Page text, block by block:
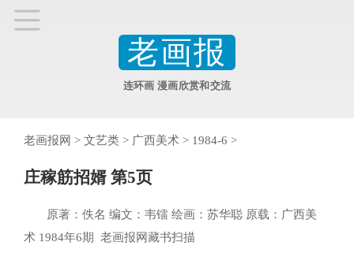
老画报
连环画 漫画欣赏和交流
老画报网 > 文艺类 > 广西美术 > 1984-6 >
庄稼筋招婿 第5页
原著：佚名 编文：韦镭 绘画：苏华聪 原载：广西美
术 1984年6期 老画报网藏书扫描